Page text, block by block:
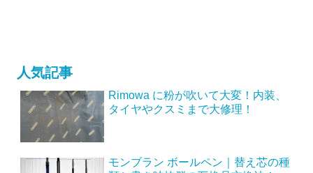
人気記事
Rimowa に粉が吹いて大変！内装、
タイヤやクスミまで大修理！
モンブラン ボールペン｜替え芯の種